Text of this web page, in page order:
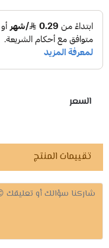
السعر
تقييمات المنتج